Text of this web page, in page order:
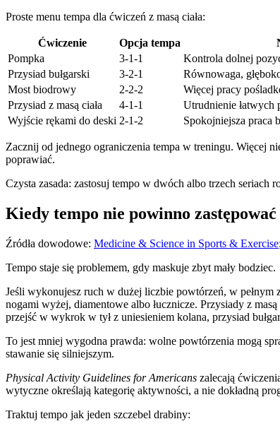
Proste menu tempa dla ćwiczeń z masą ciała:
Ćwiczenie Opcja tempa
Pompka
3-1-1
Kontrola dolnej
Przysiad bułgarski
3-2-1
Równowaga,
Most biodrowy
2-2-2
Więcej pracy
Przysiad z masą ciała
4-1-1
Utrudnienie łatwych
Wyjście rękami do deski 2-1-2 Spokojniejsza praca
Zacznij od jednego ograniczenia tempa w treningu. Więcej
poprawiać.
Czysta zasada: zastosuj tempo w dwóch albo trzech
Kiedy tempo nie powinno
Źródła dowodowe: Medicine & Science in Sports & Exercise;
Tempo staje się problemem, gdy maskuje zbyt mały bodziec.
Jeśli wykonujesz ruch w dużej liczbie powtórzeń, w pełnym
nogami wyżej, diamentowe albo łucznicze. Przysiady z
przejść w wykrok w tył z uniesieniem kolana, przysiad
To jest mniej wygodna prawda: wolne powtórzenia mogą
stawanie się silniejszym.
Physical Activity Guidelines for Americans zalecają
wytyczne określają kategorię aktywności, a nie dokładną
Traktuj tempo jak jeden szczebel drabiny: